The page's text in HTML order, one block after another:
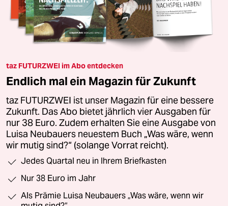
taz FUTURZWEI im Abo entdecken
Endlich mal ein Magazin für Zukunft
taz FUTURZWEI ist unser Magazin für eine bessere
Zukunft. Das Abo bietet jährlich vier Ausgaben für
nur 38 Euro. Zudem erhalten Sie eine Ausgabe von
Luisa Neubauers neuestem Buch „Was wäre, wenn
wir mutig sind?“ (solange Vorrat reicht).
Jedes Quartal neu in Ihrem Briefkasten
Nur 38 Euro im Jahr
Als Prämie Luisa Neubauers „Was wäre, wenn wir